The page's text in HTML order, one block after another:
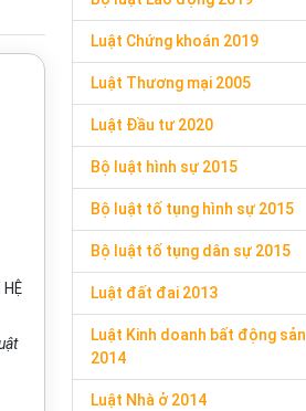
Luật Chứng khoán 2019
Luật Thương mại 2005
Luật Đầu tư 2020
Bộ luật hình sự 2015
Bộ luật tố tụng hình sự 2015
Bộ luật tố tụng dân sự 2015
Luật đất đai 2013
Luật Kinh doanh bất động sản
2014
Luật Nhà ở 2014